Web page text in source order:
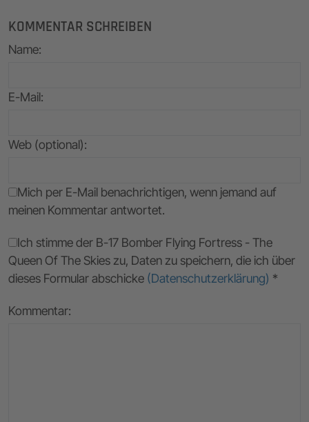
KOMMENTAR SCHREIBEN
Name:
E-Mail:
Web (optional):
Mich per E-Mail benachrichtigen, wenn jemand auf
meinen Kommentar antwortet.
Ich stimme der B-17 Bomber Flying Fortress - The
Queen Of The Skies zu, Daten zu speichern, die ich über
dieses Formular abschicke (Datenschutzerklärung) *
Kommentar: